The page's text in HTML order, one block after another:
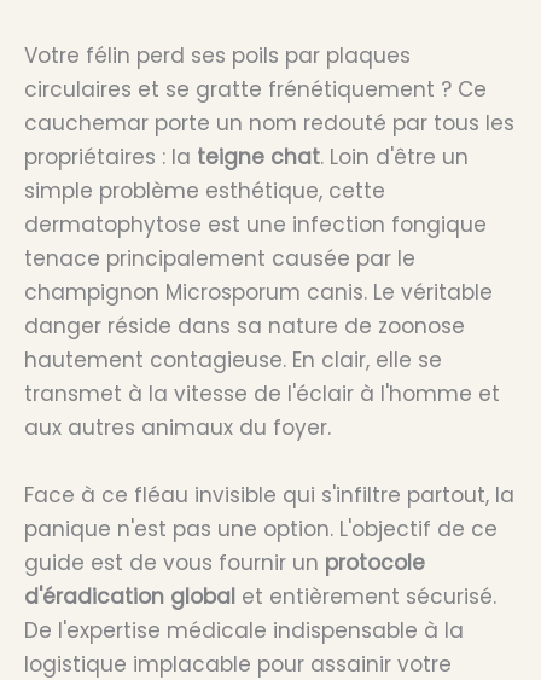
Votre félin perd ses poils par plaques
circulaires et se gratte frénétiquement ? Ce
cauchemar porte un nom redouté par tous les
propriétaires : la teigne chat. Loin d'être un
simple problème esthétique, cette
dermatophytose est une infection fongique
tenace principalement causée par le
champignon Microsporum canis. Le véritable
danger réside dans sa nature de zoonose
hautement contagieuse. En clair, elle se
transmet à la vitesse de l'éclair à l'homme et
aux autres animaux du foyer.
Face à ce fléau invisible qui s'infiltre partout, la
panique n'est pas une option. L'objectif de ce
guide est de vous fournir un protocole
d'éradication global et entièrement sécurisé.
De l'expertise médicale indispensable à la
logistique implacable pour assainir votre